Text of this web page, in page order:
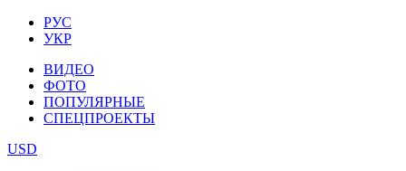
РУС
УКР
ВИДЕО
ФОТО
ПОПУЛЯРНЫЕ
СПЕЦПРОЕКТЫ
USD